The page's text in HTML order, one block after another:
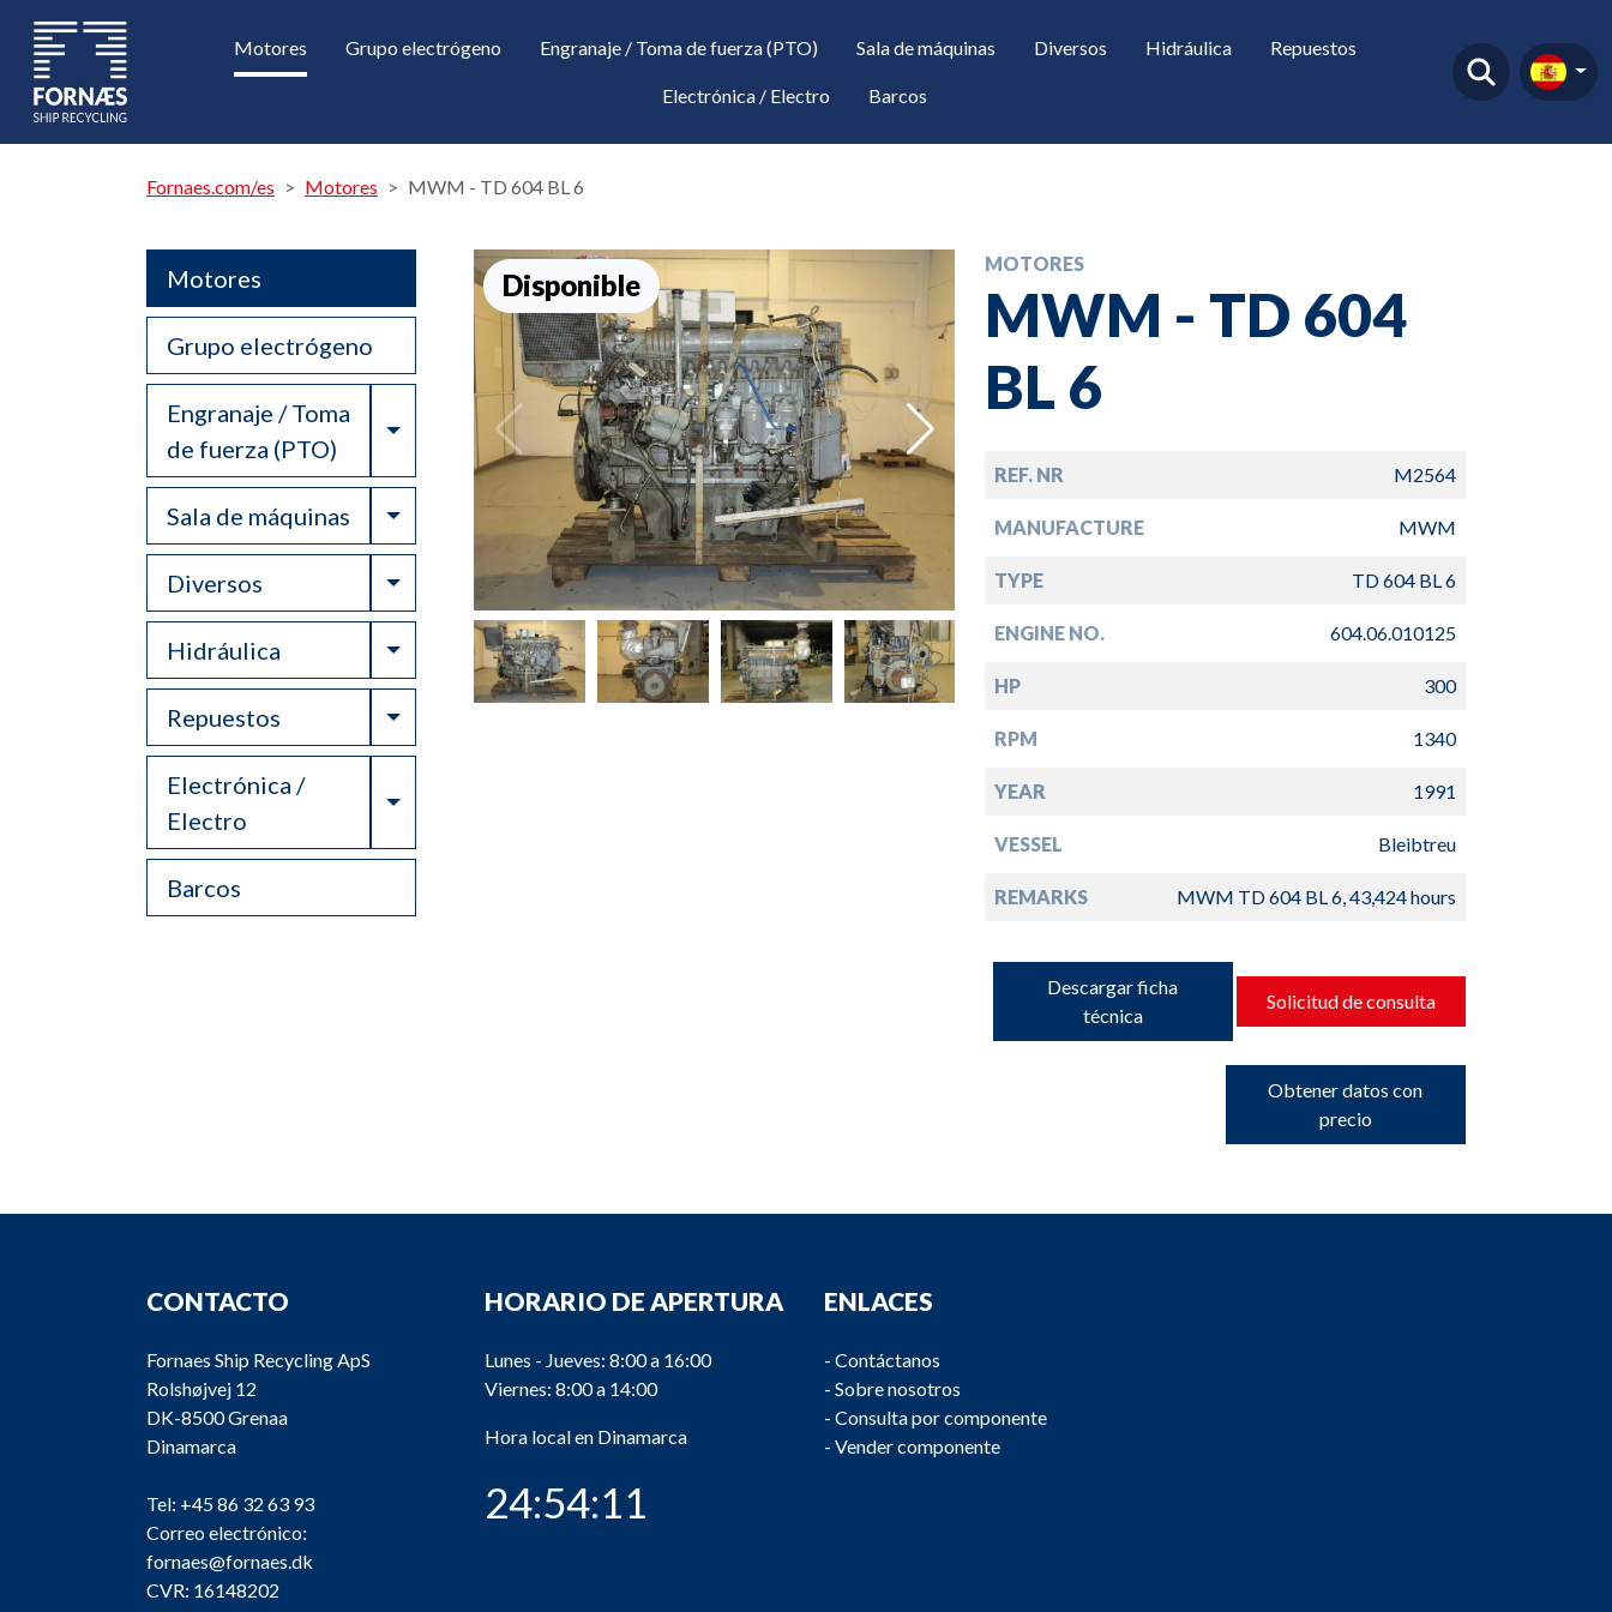
Motores Grupo electrógeno Engranaje / Toma de fuerza (PTO) Sala de máquinas Diversos Hidráulica Repuestos
Electrónica / Electro Barcos
Fornaes.com/es Motores MWM - TD 604 BL 6
Motores
Grupo electrógeno
Engranaje / Toma
de fuerza (PTO)
Toggle Dropdown
Sala de máquinas Toggle Dropdown
Diversos Toggle Dropdown
Hidráulica Toggle Dropdown
Repuestos Toggle Dropdown
Electrónica /
Electro
Toggle Dropdown
Barcos
Disponible
MOTORES
MWM - TD 604
BL 6
REF. NR M2564
MANUFACTURE MWM
TYPE TD 604 BL 6
ENGINE NO. 604.06.010125
HP 300
RPM 1340
YEAR 1991
VESSEL Bleibtreu
REMARKS MWM TD 604 BL 6, 43,424 hours
Descargar ficha
técnica
Solicitud de consulta
Obtener datos con
precio
CONTACTO
Fornaes Ship Recycling ApS
Rolshøjvej 12
DK-8500 Grenaa
Dinamarca
Tel: +45 86 32 63 93
Correo electrónico:
fornaes@fornaes.dk
CVR: 16148202
HORARIO DE APERTURA
Lunes - Jueves: 8:00 a 16:00
Viernes: 8:00 a 14:00
Hora local en Dinamarca
24:54:12
ENLACES
- Contáctanos
- Sobre nosotros
- Consulta por componente
- Vender componente